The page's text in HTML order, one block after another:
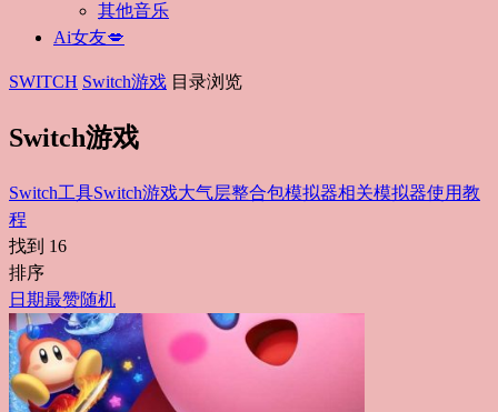
其他音乐
Ai女友💋
SWITCH Switch游戏 目录浏览
Switch游戏
Switch工具Switch游戏大气层整合包模拟器相关模拟器使用教
程
找到 16
排序
日期最赞随机